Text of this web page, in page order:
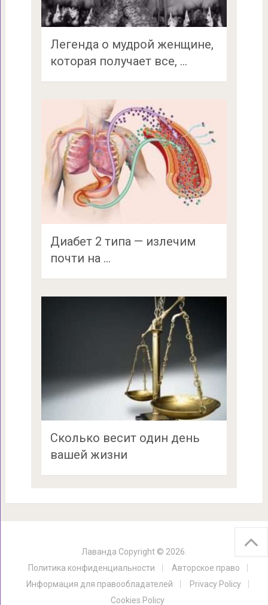
Легенда о мудрой женщине,
которая получает все, …
Диабет 2 типа — излечим
почти на …
Сколько весит один день
вашей жизни
Лаванда Copyright © 2026.
Политика конфиденциальности
Авторское право
Информация для правообладателей
Privacy Policy
Cookies Policy